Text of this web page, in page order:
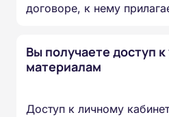
договоре, к нему
Вы получаете доступ
материалам
Доступ к личному